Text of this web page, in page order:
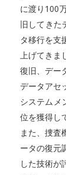
に渡り100
旧してきた
タ移行を支
上げてきま
復旧、デー
データアセ
システムメ
位を獲得し
また、捜査
ータの復元
した技術が